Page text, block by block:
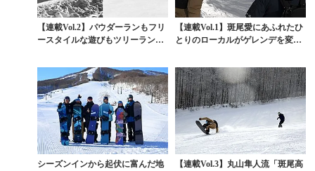
【連載Vol.2】パウダーランもフリ
ースタイルな遊びもツリーラン天
【連載Vol.1】斑尾愛にあふれたひ
とりのローカルがゲレンデを変え
シーズンインから起伏に富んだ地
【連載Vol.3】丸山隼人流「斑尾高